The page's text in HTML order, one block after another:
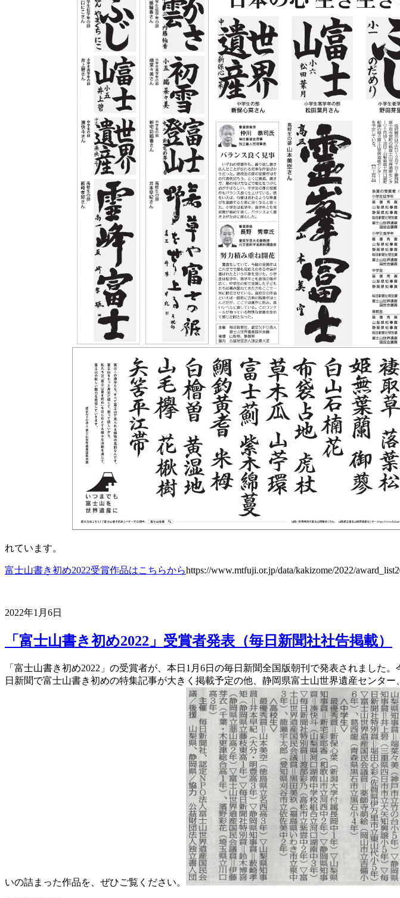
れています。
富士山書き初め2022受賞作品はこちらからhttps://www.mtfuji.or.jp/data/kakizome/2022/
2022年1月6日
「富士山書き初め2022」受賞者発表（毎日新聞社社告掲載）
「富士山書き初め2022」の受賞者が、本日1月6日の毎日新聞全国版朝刊で発表されまし
日新聞で富士山書き初めの特集記事が大きく掲載予定の他、静岡県富士山世界遺産センタ
いの詰まった作品を、ぜひご覧ください。